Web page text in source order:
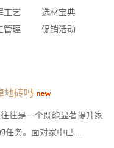
工艺
选材宝典
管理 促销活动
地砖吗
往是一个既能显著提升家
务。面对家中已...